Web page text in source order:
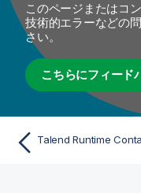
このページまたはコ
技術的エラーなどの
さい。
こちらにフィード